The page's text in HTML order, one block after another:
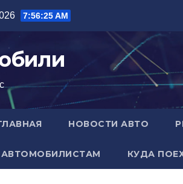
7:56:26 AM
НОВОСТИ АВТО
КУДА